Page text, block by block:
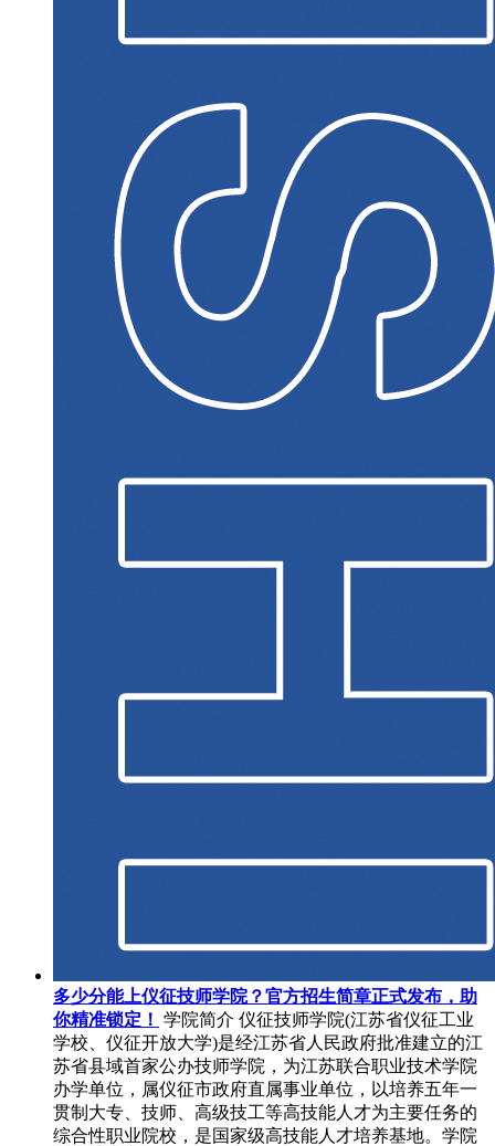
多少分能上仪征技师学院？官方招生简章正式发布，助
你精准锁定！ 学院简介 仪征技师学院(江苏省仪征工业
学校、仪征开放大学)是经江苏省人民政府批准建立的江
苏省县域首家公办技师学院，为江苏联合职业技术学院
办学单位，属仪征市政府直属事业单位，以培养五年一
贯制大专、技师、高级技工等高技能人才为主要任务的
综合性职业院校，是国家级高技能人才培养基地。学院